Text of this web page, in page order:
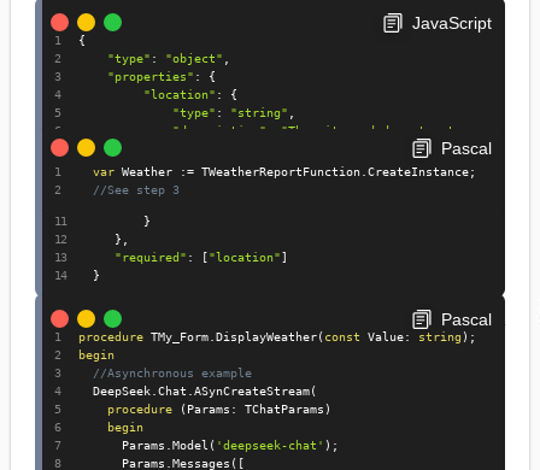
JavaScript
{
"type" : "object"
"properties" :
{
"location" :
{
"type" : "string"
"description"
"The city and department, e.g.
"unit"
{
"type"
}
}
"required" : ["location"]
}
我们将使用[`Deepseek.Functions.Example`]中定义的TWea
therReportFunction插件(https://github.com/MaxiDonkey/Del
phiDeepseek/blob/main/source/Deepseek.Functions.Exam
ple.pas)单位。
Pascal
var Weather := TWeatherReportFunction CreateInstance;
//See step 3
然后，我们定义了一个方法，使用**天气工具**显示查询的*
*结果**。
Pascal
procedure TMy_Form DisplayWeather( const Value: string ) ;
begin
//Asynchronous example
  DeepSeek
Chat ASynCreateStream(
procedure
( Params : TChatParams )
begin
      Params
Model ( 'deepseek-chat' ) ;
      Params
Messages ( [